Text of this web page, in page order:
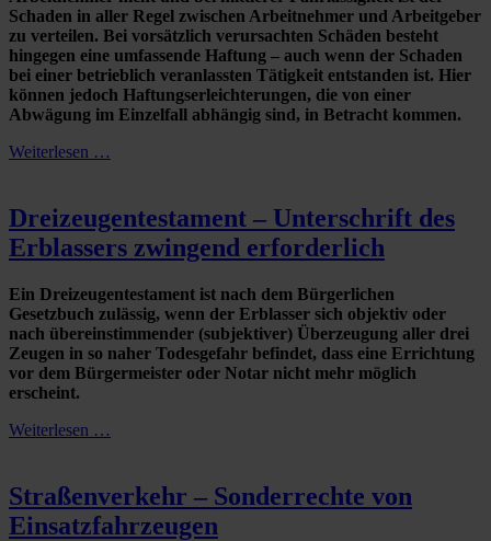
Schaden in aller Regel zwischen Arbeitnehmer und Arbeitgeber
zu verteilen. Bei vorsätzlich verursachten Schäden besteht
hingegen eine umfassende Haftung – auch wenn der Schaden
bei einer betrieblich veranlassten Tätigkeit entstanden ist. Hier
können jedoch Haftungserleichterungen, die von einer
Abwägung im Einzelfall abhängig sind, in Betracht kommen.
Weiterlesen …
Dreizeugentestament – Unterschrift des
Erblassers zwingend erforderlich
Ein Dreizeugentestament ist nach dem Bürgerlichen
Gesetzbuch zulässig, wenn der Erblasser sich objektiv oder
nach übereinstimmender (subjektiver) Überzeugung aller drei
Zeugen in so naher Todesgefahr befindet, dass eine Errichtung
vor dem Bürgermeister oder Notar nicht mehr möglich
erscheint.
Weiterlesen …
Straßenverkehr – Sonderrechte von
Einsatzfahrzeugen